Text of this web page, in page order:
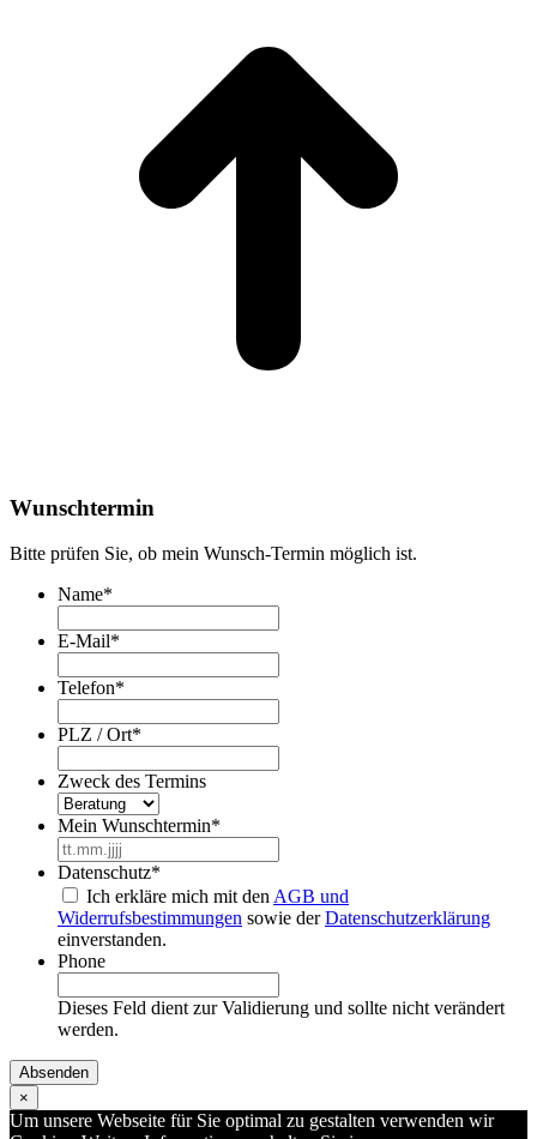
Wunschtermin
Bitte prüfen Sie, ob mein Wunsch-Termin möglich ist.
Name*
E-Mail*
Telefon*
PLZ / Ort*
Zweck des Termins
Mein Wunschtermin*
Punkt
MM
Punkt
Datenschutz*
Ich erkläre mich mit den AGB und
Widerrufsbestimmungen sowie derDatenschutzerklärung
einverstanden.
Phone
Dieses Feld dient zur Validierung und sollte nicht verändert
werden.
×
Um unsere Webseite für Sie optimal zu gestalten verwenden wir